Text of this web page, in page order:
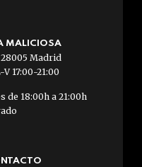
MALICIOSA
28005 Madrid
V 17:00-21:00
de 18:00h a 21:00h